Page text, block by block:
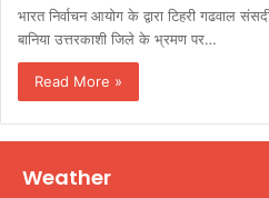
भारत निर्वाचन आयोग के द्वारा टिहरी गढवाल
बानिया उत्तरकाशी जिले के भ्रमण पर…
Read More »
Weather